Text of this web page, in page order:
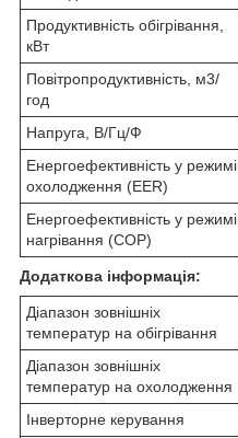
Продуктивність обігрівання,
кВт
Повітропродуктивність, м3/
год
Напруга, В/Гц/Ф
Енергоефективність у режимі
охолодження (EER)
Енергоефективність у режимі
нагрівання (COP)
Додаткова інформація:
Діапазон зовнішніх
температур на обігрівання
Діапазон зовнішніх
температур на охолодження
Інверторне керування